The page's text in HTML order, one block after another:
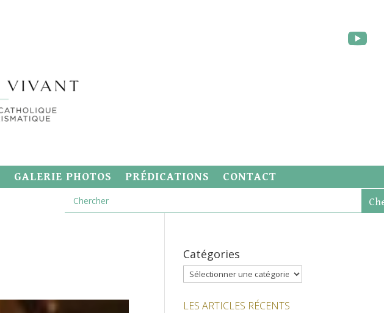
GALERIE PHOTOS PRÉDICATIONS CONTACT
Catégories
Catégories
LES ARTICLES RÉCENTS